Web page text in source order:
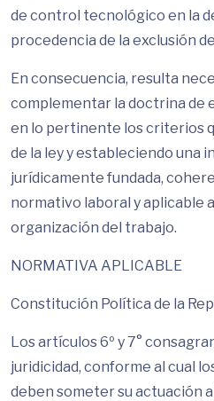
de control tecnológico en la
procedencia de la exclusión
En consecuencia, resulta
complementar la doctrina de
en lo pertinente los criterios
de la ley y estableciendo una
jurídicamente fundada,
normativo laboral y aplicable
organización del trabajo.
NORMATIVA APLICABLE
Constitución Política de la
Los artículos 6º y 7°
juridicidad, conforme al cual
deben someter su actuación